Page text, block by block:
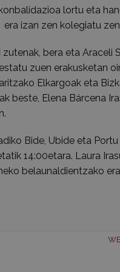
lortu eta
izan zen kolegiatu
bera eta Araceli
zuen erakusketan
Elkargoak eta
beste, Elena Bárcena
Bide, Ubide eta
14:00etara. Laura
belaunaldientzako